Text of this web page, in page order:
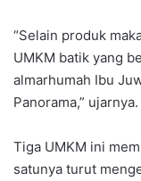
“Selain produk
UMKM batik yang
almarhumah Ibu
Panorama,” ujarnya.
Tiga UMKM ini
satunya turut